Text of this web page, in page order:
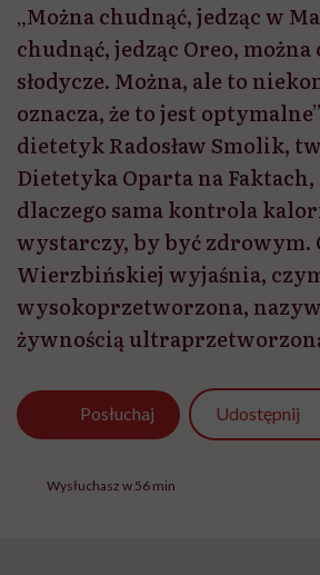
„Można chudnąć, jedząc w
chudnąć, jedząc Oreo,
słodycze. Można, ale to
oznacza, że to jest
dietetyk Radosław Smolik,
Dietetyka Oparta na Faktach,
dlaczego sama kontrola
wystarczy, by być zdrowym.
Wierzbińskiej wyjaśnia,
wysokoprzetworzona,
żywnością
Posłuchaj Udostępnij
Wysłuchasz w 56 min